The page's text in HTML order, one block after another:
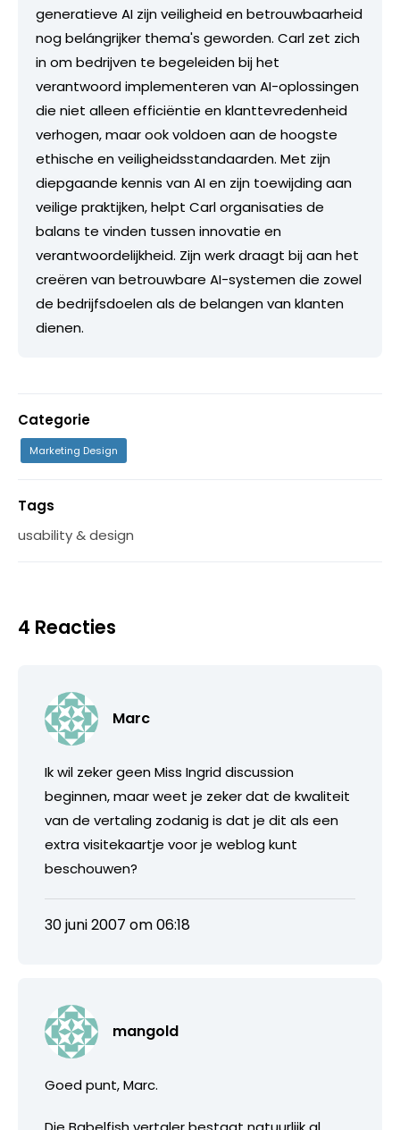
generatieve AI zijn veiligheid en betrouwbaarheid
nog belángrijker thema's geworden. Carl zet zich
in om bedrijven te begeleiden bij het
verantwoord implementeren van AI-oplossingen
die niet alleen efficiëntie en klanttevredenheid
verhogen, maar ook voldoen aan de hoogste
ethische en veiligheidsstandaarden. Met zijn
diepgaande kennis van AI en zijn toewijding aan
veilige praktijken, helpt Carl organisaties de
balans te vinden tussen innovatie en
verantwoordelijkheid. Zijn werk draagt bij aan het
creëren van betrouwbare AI-systemen die zowel
de bedrijfsdoelen als de belangen van klanten
dienen.
Categorie
Marketing Design
Tags
usability & design
4 Reacties
Marc
Ik wil zeker geen Miss Ingrid discussion
beginnen, maar weet je zeker dat de kwaliteit
van de vertaling zodanig is dat je dit als een
extra visitekaartje voor je weblog kunt
beschouwen?
30 juni 2007 om 06:18
mangold
Goed punt, Marc.